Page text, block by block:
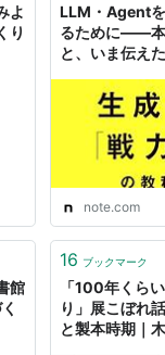
よ
り
LLM・Agent
るために——本
と、いま伝え
note.com
館
16 ブックマーク
「100年くら
り」展こぼれ
と製本時期｜